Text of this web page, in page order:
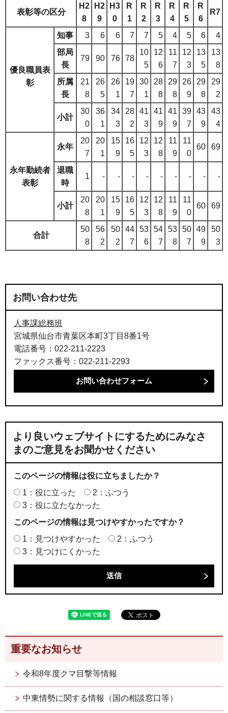
表彰等の区分
H2
8
H2
9
H3
0
R
1
R
2
R
3
R
4
R
5
R
6
R7
優良職員表
彰
知事 3 6 6 7 7 5 4 5 6
4
部局
長
79 90 76 78
10
5
12
6
11
7
12
3
13
5
13
8
所属
長
21
8
26
5
26
1
19
7
30
1
28
8
29
8
26
9
29
8
29
2
小計
30
0
36
1
34
3
28
2
41
3
41
9
41
9
39
7
43
9
43
4
永年勤続者
表彰
永年
20
7
20
1
15
9
16
5
12
3
12
8
11
9
11
0
60 69
退職
時
1 - - - - - - - - -
小計
20
8
20
1
15
9
16
5
12
3
12
8
11
9
11
0
60 69
合計
50
8
56
2
50
2
44
7
53
6
54
7
53
8
50
7
49
9
50
3
お問い合わせ先
人事課総務班
宮城県仙台市青葉区本町3丁目8番1号
電話番号：022-211-2223
ファックス番号：022-211-2293
より良いウェブサイトにするためにみなさ
まのご意見をお聞かせください
このページの情報は役に立ちましたか？
1：役に立った
2：ふつう
3：役に立たなかった
このページの情報は見つけやすかったですか？
1：見つけやすかった
2：ふつう
3：見つけにくかった
重要なお知らせ
令和8年度クマ目撃等情報
中東情勢に関する情報（国の相談窓口等）